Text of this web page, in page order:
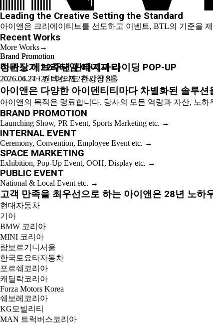
Leading the Creative Setting the Standard
아이앤은 크리에이티브를 선도하고 이벤트, BTL의 기준을
Recent Works
More Works→
Brand Promotion
마비노기 22주년 판타지파티
2026.06.27 I 킨텍스 제2전시장 8홀
Brand Promotion
정관장 에브리타임 에너지 라이딩 POP-UP
2026.04.24~26 I 여의도 한강공원
Internal Event
HDC 창립50주년 기념식
2026.03.18 I 서울드래곤시티
Internal Event
2026 렉서스 딜러 컨벤션
2026.02.10 I 신라호텔 다이너스티홀
Internal Event
2025 삼구 하모니 콘서트
2025.12.26 I 그랜드인터컨티넨탈 서울파르나스 그랜드볼룸
Brand Promotion
알리 익스프레스 광군제 팝업스토어
2025.11.07~09 I 성수동 노바포탈
Brand Promotion
2025 LUXUS MASTERS PRO_AM
2025.10.28 I 페럼클럽CC
Internal Event
한진그룹 80주년 기념식
2025.10.23 I 그랜드하얏트서울
아이앤은 다양한 아이덴티티마다 차별화된 솔루션
아이앤의 목적은 명료합니다. 당사의 모든 역량과 자산, 노
BRAND PROMOTION
Launching Show, PR Event, Sports Marketing etc. →
INTERNAL EVENT
Ceremony, Convention, Employee Event etc. →
SPACE MARKETING
Exhibition, Pop-Up Event, OOH, Display etc. →
PUBLIC EVENT
National & Local Event etc. →
고객 만족을 최우선으로 하는 아이앤은 28년 노하
현대자동차
기아
BMW 코리아
MINI 코리아
람보르기니서울
한국토요타자동차
포르쉐코리아
캐딜락코리아
Forza Motors Korea
쉐보레코리아
KG모빌리티
MAN 트럭버스코리아